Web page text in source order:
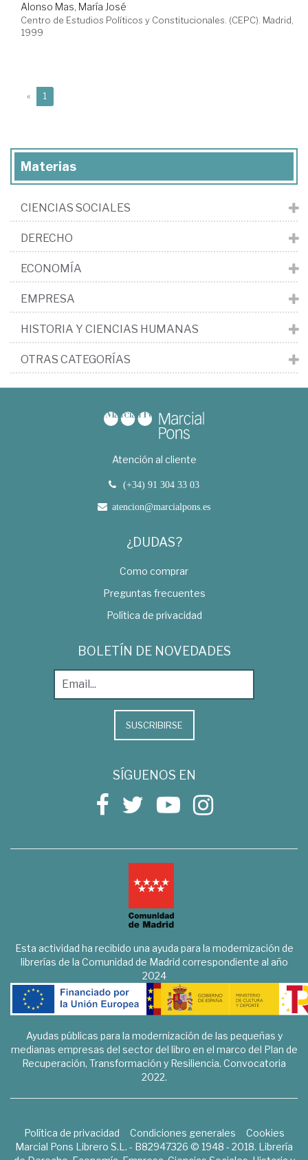
Alonso Mas, María José
Centro de Estudios Políticos y Constitucionales. (CEPC). Madrid,
1999
« 1
Materias
CIENCIAS SOCIALES
DERECHO
ECONOMÍA
EMPRESA
HISTORIA Y CIENCIAS HUMANAS
OTRAS CATEGORÍAS
Atención al cliente
(+34) 91 304 33 03
atencion@marcialpons.es
¿DUDAS?
Como comprar
Preguntas frecuentes
Política de privacidad
BOLETÍN DE NOVEDADES
SUSCRIBIRSE
SÍGUENOS EN
Esta actividad ha recibido una ayuda para la modernización de
librerías de la Comunidad de Madrid correspondiente al año
2024
Ayudas públicas para la modernización de las pequeñas y
medianas empresas del sector del libro en el marco del Plan de
Recuperación, Transformación y Resiliencia. Convocatoria
2022.
Política de privacidad Condiciones generales
Cookies
Marcial Pons Librero S.L. - B82947326 © 1948 - 2018. Librería